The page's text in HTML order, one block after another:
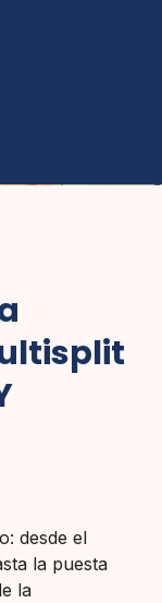
desde el
la puesta
la